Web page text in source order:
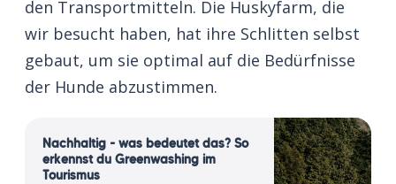
den Transportmitteln. Die Huskyfarm, die
wir besucht haben, hat ihre Schlitten selbst
gebaut, um sie optimal auf die Bedürfnisse
der Hunde abzustimmen.
Nachhaltig - was bedeutet das? So
erkennst du Greenwashing im
Tourismus